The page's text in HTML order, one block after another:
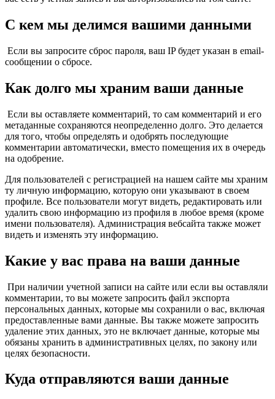
С кем мы делимся вашими данными
Если вы запросите сброс пароля, ваш IP будет указан в email-
сообщении о сбросе.
Как долго мы храним ваши данные
Если вы оставляете комментарий, то сам комментарий и его
метаданные сохраняются неопределенно долго. Это делается
для того, чтобы определять и одобрять последующие
комментарии автоматически, вместо помещения их в очередь
на одобрение.
Для пользователей с регистрацией на нашем сайте мы храним
ту личную информацию, которую они указывают в своем
профиле. Все пользователи могут видеть, редактировать или
удалить свою информацию из профиля в любое время (кроме
имени пользователя). Администрация вебсайта также может
видеть и изменять эту информацию.
Какие у вас права на ваши данные
При наличии учетной записи на сайте или если вы оставляли
комментарии, то вы можете запросить файл экспорта
персональных данных, которые мы сохранили о вас, включая
предоставленные вами данные. Вы также можете запросить
удаление этих данных, это не включает данные, которые мы
обязаны хранить в административных целях, по закону или
целях безопасности.
Куда отправляются ваши данные